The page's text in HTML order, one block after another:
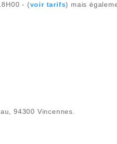
- (voir tarifs) mais
94300 Vincennes.